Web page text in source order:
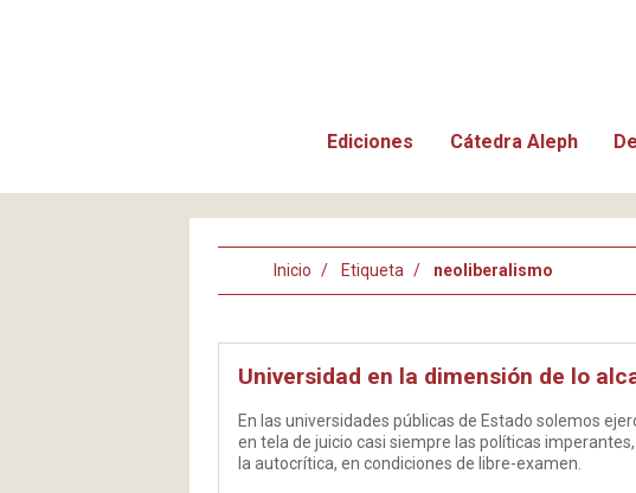
Ediciones Cátedra Aleph
Inicio Etiqueta neoliberalismo
Universidad en la dimensión de lo
En las universidades públicas de Estado solemos
en tela de juicio casi siempre las políticas
la autocrítica, en condiciones de libre-examen.